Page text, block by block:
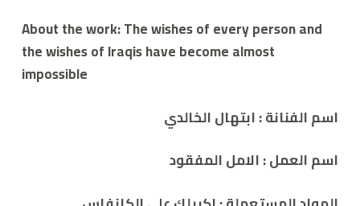
About the work: The wishes of every person and
the wishes of Iraqis have become almost
impossible
اسم الفنانة : ابتهال الخالدي
اسم العمل : الامل المفقود